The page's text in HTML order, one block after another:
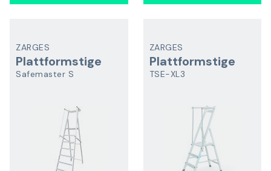
ZARGES
Plattformstige
Safemaster S
ZARGES
Plattformstige
TSE-XL3